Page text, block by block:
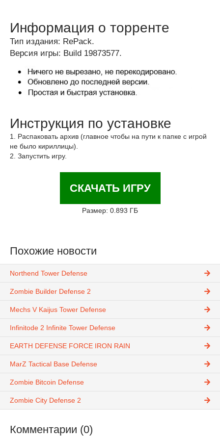
Информация о торренте
Тип издания: RePack.
Версия игры: Build 19873577.
Инструкция по установке
1. Распаковать архив (главное чтобы на пути к папке с игрой
не было кириллицы).
2. Запустить игру.
СКАЧАТЬ ИГРУ
Размер: 0.893 ГБ
Похожие новости
Northend Tower Defense
Zombie Builder Defense 2
Mechs V Kaijus Tower Defense
Infinitode 2 Infinite Tower Defense
EARTH DEFENSE FORCE IRON RAIN
MarZ Tactical Base Defense
Zombie Bitcoin Defense
Zombie City Defense 2
Комментарии (0)